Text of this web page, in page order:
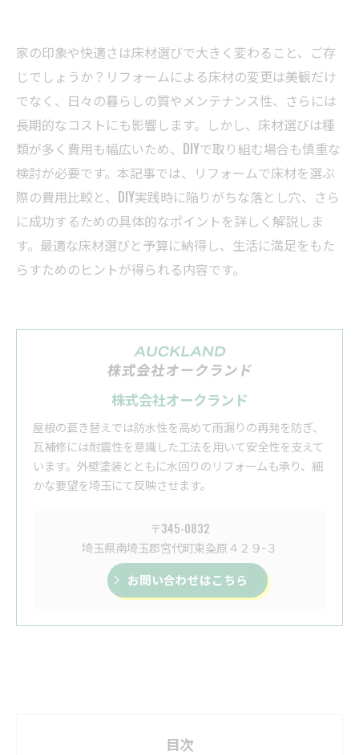
家の印象や快適さは床材選びで大きく変わること、ご存
じでしょうか？リフォームによる床材の変更は美観だけ
でなく、日々の暮らしの質やメンテナンス性、さらには
長期的なコストにも影響します。しかし、床材選びは種
類が多く費用も幅広いため、DIYで取り組む場合も慎重な
検討が必要です。本記事では、リフォームで床材を選ぶ
際の費用比較と、DIY実践時に陥りがちな落とし穴、さら
に成功するための具体的なポイントを詳しく解説しま
す。最適な床材選びと予算に納得し、生活に満足をもた
らすためのヒントが得られる内容です。
株式会社オークランド
屋根の葺き替えでは防水性を高めて雨漏りの再発を防ぎ、
瓦補修には耐震性を意識した工法を用いて安全性を支えて
います。外壁塗装とともに水回りのリフォームも承り、細
かな要望を埼玉にて反映させます。
〒345-0832
埼玉県南埼玉郡宮代町東粂原４２９−３
お問い合わせはこちら
目次